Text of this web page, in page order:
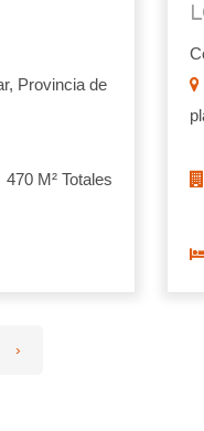
Provincia de
470 M² Totales
›